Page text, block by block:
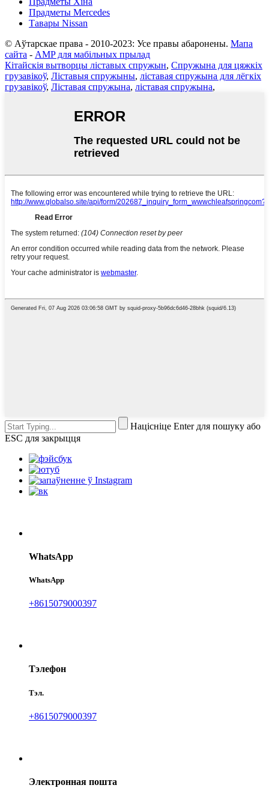
Прадметы Mercedes
Тавары Nissan
© Аўтарскае права - 2010-2023: Усе правы абаронены. Мапа
сайта - AMP для мабільных прылад
Кітайскія вытворцы ліставых спружын, Спружына для цяжкіх
грузавікоў, Ліставыя спружыны, ліставая спружына для лёгкіх
грузавікоў, Ліставая спружына, ліставая спружына,
Націсніце Enter для пошуку або
ESC для закрыцця
WhatsApp
WhatsApp
+8615079000397
Тэлефон
Тэл.
+8615079000397
Электронная пошта